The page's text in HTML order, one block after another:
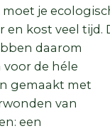
je
en kost veel tijd.
daarom
de héle
gemaakt met
van
een